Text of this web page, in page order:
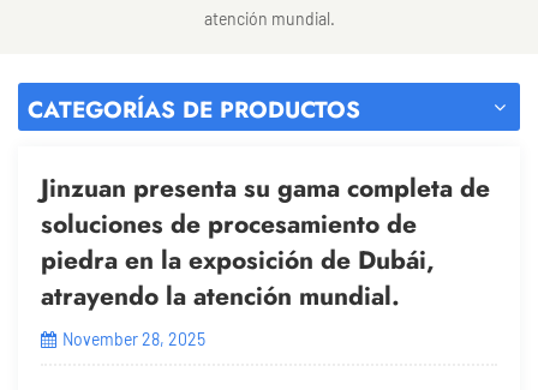
atención mundial.
CATEGORÍAS DE PRODUCTOS
Jinzuan presenta su gama completa de
soluciones de procesamiento de
piedra en la exposición de Dubái,
atrayendo la atención mundial.
November 28, 2025